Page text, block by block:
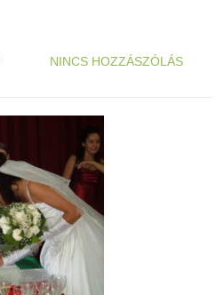
NINCS HOZZÁSZÓLÁS